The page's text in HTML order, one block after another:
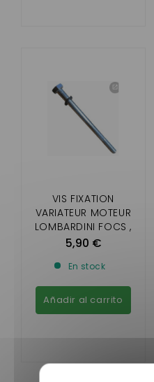
VIS FIXATION
VARIATEUR MOTEUR
LOMBARDINI FOCS ,
PROGRESS ET
5,90 €
En stock
Añadir al carrito